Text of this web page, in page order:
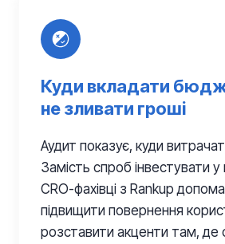
Куди вкладати
не зливати гроші
Аудит показує, куди
Замість спроб інвестувати у
CRO-фахівці з Rankup
підвищити повернення
розставити акценти там, де